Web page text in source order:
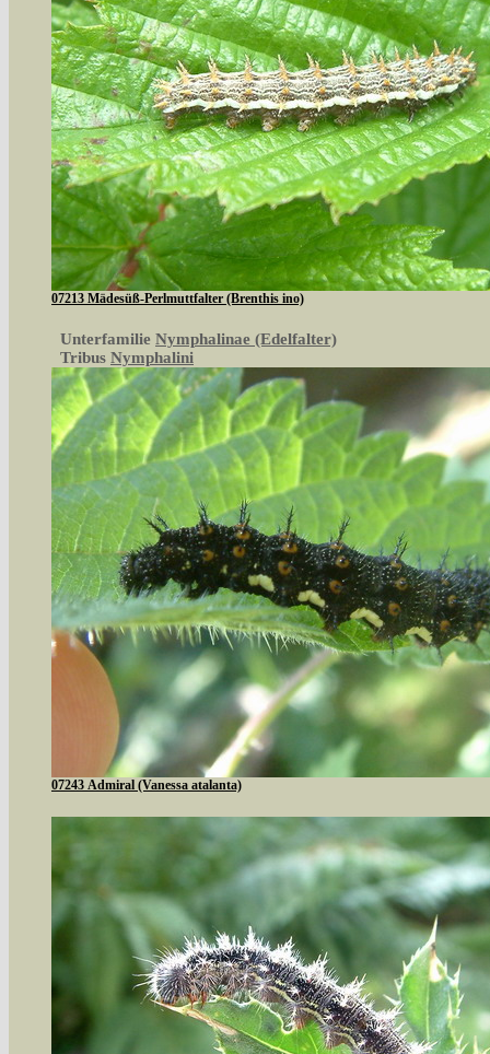
07213 Mädesüß-Perlmuttfalter (Brenthis ino)
Unterfamilie Nymphalinae (Edelfalter)
Tribus Nymphalini
07243 Admiral (Vanessa atalanta)